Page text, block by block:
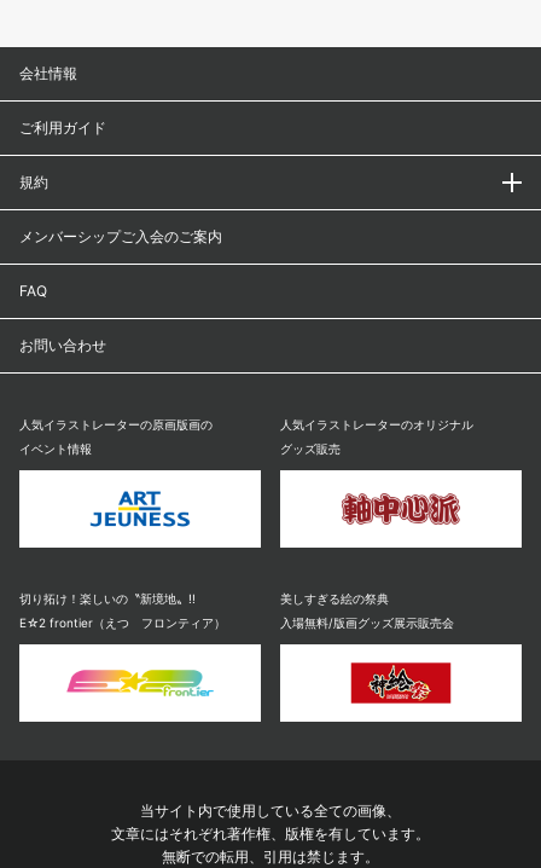
人気イラストレーターの原画版画の
イベント情報
人気イラストレーターのオリジナル
グッズ販売
切り拓け！楽しいの〝新境地〟!!
E☆2 frontier（えつ フロンティア）
美しすぎる絵の祭典
入場無料/版画グッズ展示販売会
会社情報
ご利用ガイド
規約
メンバーシップご入会のご案内
FAQ
お問い合わせ
当サイト内で使用している全ての画像、
文章にはそれぞれ著作権、版権を有しています。
無断での転用、引用は禁じます。